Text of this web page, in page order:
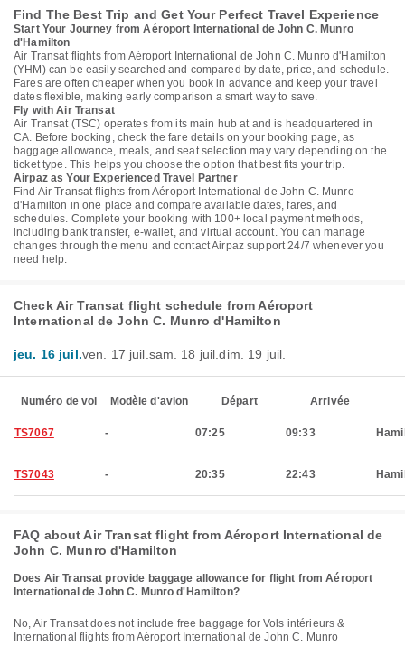
Find The Best Trip and Get Your Perfect Travel Experience
Start Your Journey from Aéroport International de John C. Munro
d'Hamilton
Air Transat flights from Aéroport International de John C. Munro d'Hamilton
(YHM) can be easily searched and compared by date, price, and schedule.
Fares are often cheaper when you book in advance and keep your travel
dates flexible, making early comparison a smart way to save.
Fly with Air Transat
Air Transat (TSC) operates from its main hub at and is headquartered in
CA. Before booking, check the fare details on your booking page, as
baggage allowance, meals, and seat selection may vary depending on the
ticket type. This helps you choose the option that best fits your trip.
Airpaz as Your Experienced Travel Partner
Find Air Transat flights from Aéroport International de John C. Munro
d'Hamilton in one place and compare available dates, fares, and
schedules. Complete your booking with 100+ local payment methods,
including bank transfer, e-wallet, and virtual account. You can manage
changes through the menu and contact Airpaz support 24/7 whenever you
need help.
Check Air Transat flight schedule from Aéroport
International de John C. Munro d'Hamilton
jeu. 16 juil.ven. 17 juil. sam. 18 juil.dim. 19 juil.
Numéro de vol Modèle d'avion Départ Arrivée
TS7067 - 07:25 09:33
TS7043 - 20:35 22:43
FAQ about Air Transat flight from Aéroport International de
John C. Munro d'Hamilton
Does Air Transat provide baggage allowance for flight from Aéroport
International de John C. Munro d'Hamilton?
No, Air Transat does not include free baggage for Vols intérieurs &
International flights from Aéroport International de John C. Munro